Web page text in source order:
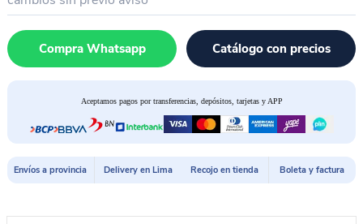
carga
rapida
XIAOMI
67w
Compra Whatsapp Catálogo con precios
Aceptamos pagos por transferencias, depósitos, tarjetas y APP
Envíos a provincia Delivery en Lima Recojo en tienda Boleta y factura